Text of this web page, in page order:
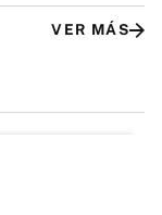
VER MÁS
en los
Central no